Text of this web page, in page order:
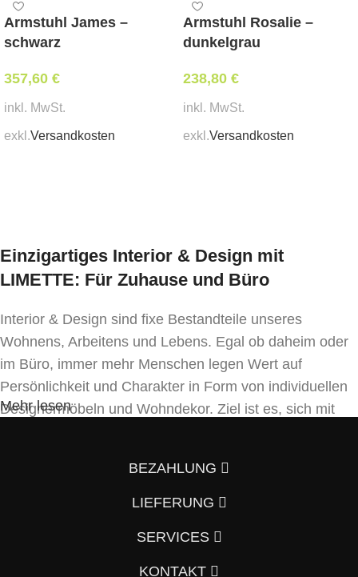
Stapelbar, platzsparend lagerbar
Sitzhöhe 45 cm
Stapelbar
Armstuhl James –
schwarz
357,60 €
inkl. MwSt.
exkl.Versandkosten
Armstuhl Rosalie –
dunkelgrau
238,80 €
inkl. MwSt.
exkl.Versandkosten
Einzigartiges Interior & Design mit
LIMETTE: Für Zuhause und Büro
Interior & Design sind fixe Bestandteile unseres
Wohnens, Arbeitens und Lebens. Egal ob daheim oder
im Büro, immer mehr Menschen legen Wert auf
Persönlichkeit und Charakter in Form von individuellen
Designermöbeln und Wohndekor. Ziel ist es, sich mit
von der Masse abzuheben.
Vorzimmer, Wohnzimmer, Schlafzimmer, Badezimmer
Mehr lesen
BEZAHLUNG
LIEFERUNG
SERVICES
KONTAKT